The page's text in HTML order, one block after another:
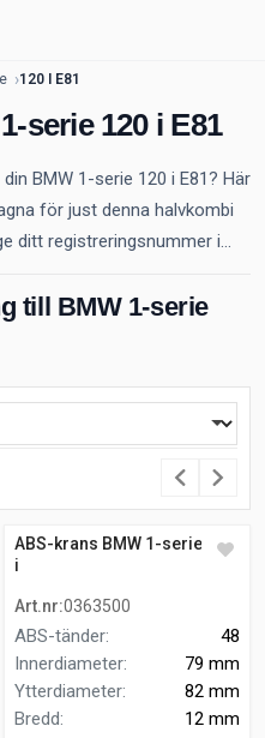
120 I E81
serie 120 i E81
BMW 1-serie 120 i E81? Här
för just denna halvkombi
ditt registreringsnummer i...
till BMW 1-serie
ABS-krans BMW 1-serie 120
i
Art.nr:0363500
ABS-tänder:
48
Innerdiameter:
79 mm
Ytterdiameter:
82 mm
Bredd: 12 mm